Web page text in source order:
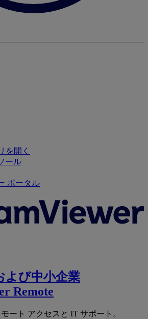
を開く
ール
ポータル
よび中小企業
Remote
ート アクセスと IT サポート。